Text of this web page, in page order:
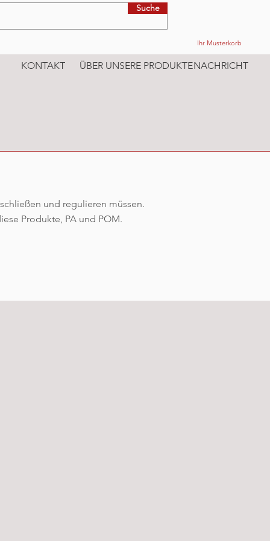
KONTAKT ÜBER UNSERE PRODUKTENACHRICHT
Ihr Musterkorb
Suche
und regulieren müssen.
Produkte, PA und POM.